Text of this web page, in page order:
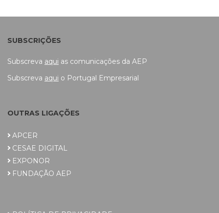
SUBSCRIÇÕES
Subscreva aqui as comunicações da AEP
Subscreva aqui o Portugal Empresarial
OUTRAS LIGAÇÕES
APCER
CESAE DIGITAL
EXPONOR
FUNDAÇÃO AEP